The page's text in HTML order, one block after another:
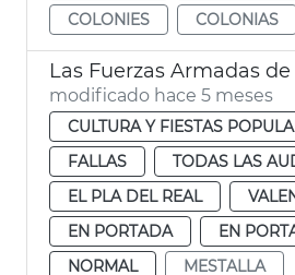
COLONIES
COLONIAS
modificado hace 5 meses
CULTURA Y FIESTAS
FALLAS
TODAS LAS
EL PLA DEL REAL
EN PORTADA
EN
NORMAL
MESTALLA